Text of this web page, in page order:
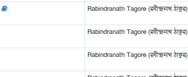
Rabindranath Tagore (রবীন্দ্রনাথ ঠাকুর)
Rabindranath Tagore (রবীন্দ্রনাথ ঠাকুর)
Rabindranath Tagore (রবীন্দ্রনাথ ঠাকুর)